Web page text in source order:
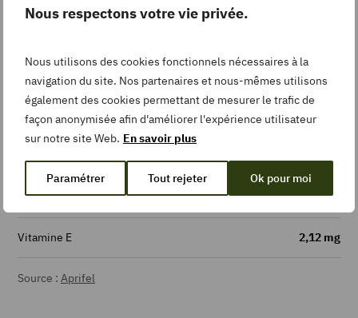
Nous respectons votre vie privée.
Nous utilisons des cookies fonctionnels nécessaires à la
navigation du site. Nos partenaires et nous-mêmes utilisons
également des cookies permettant de mesurer le trafic de
façon anonymisée afin d'améliorer l'expérience utilisateur
sur notre site Web. En savoir plus
Paramétrer Tout rejeter Ok pour moi
Glucides 5,33 g
Fibres 2,20 g
Vitamine B9 57,10 µg
Vitamine C 126 mg
Vitamine E 2,12 mg
Source : Aprifel